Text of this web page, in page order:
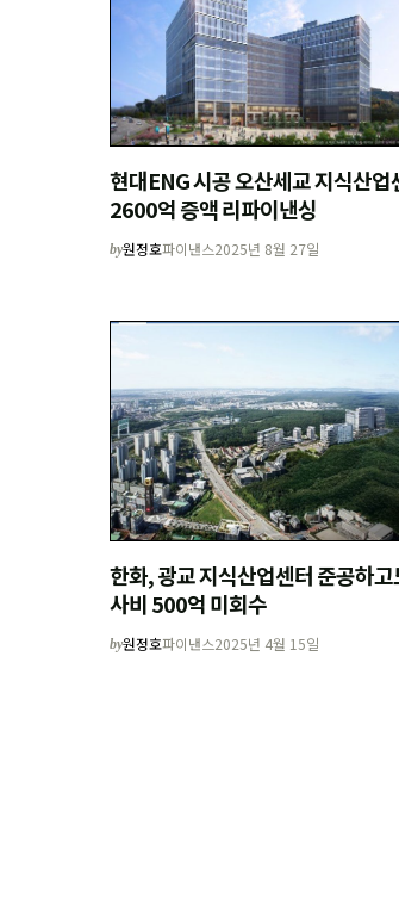
현대ENG 시공 오산세교 지식산업
2600억 증액 리파이낸싱
by원정호파이낸스2025년 8월 27일
한화, 광교 지식산업센터 준공하고
사비 500억 미회수
by원정호파이낸스2025년 4월 15일